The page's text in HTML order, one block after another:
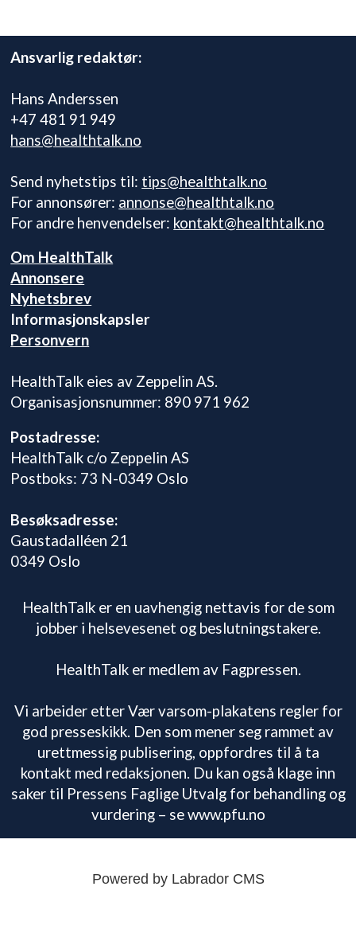
Ansvarlig redaktør:
Hans Anderssen
+47 481 91 949
hans@healthtalk.no
Send nyhetstips til: tips@healthtalk.no
For annonsører: annonse@healthtalk.no
For andre henvendelser: kontakt@healthtalk.no
Om HealthTalk
Annonsere
Nyhetsbrev
Informasjonskapsler
Personvern
HealthTalk eies av Zeppelin AS.
Organisasjonsnummer: 890 971 962
Postadresse:
HealthTalk c/o Zeppelin AS
Postboks: 73 N-0349 Oslo
Besøksadresse:
Gaustadalléen 21
0349 Oslo
HealthTalk er en uavhengig nettavis for de som
jobber i helsevesenet og beslutningstakere.
HealthTalk er medlem av Fagpressen.
Vi arbeider etter Vær varsom-plakatens regler for
god presseskikk. Den som mener seg rammet av
urettmessig publisering, oppfordres til å ta
kontakt med redaksjonen. Du kan også klage inn
saker til Pressens Faglige Utvalg for behandling og
vurdering – se www.pfu.no
Powered by Labrador CMS